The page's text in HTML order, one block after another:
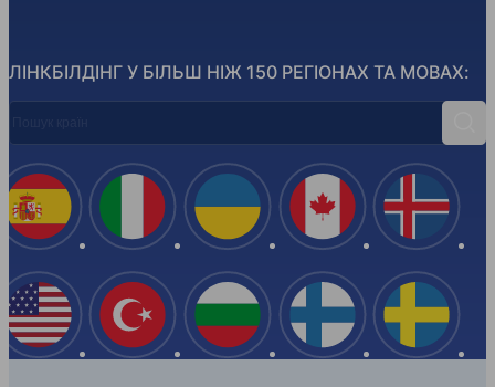
ЛІНКБІЛДІНГ У БІЛЬШ НІЖ 150 РЕГІОНАХ ТА МОВАХ:
Іспанія
США
Італія
Туреччина
Україна
Болгарія
Канада
Фінляндія Швеція